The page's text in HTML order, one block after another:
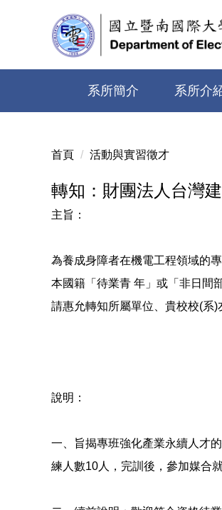
區
系所簡介 系所介
首頁 活動與實習徵才
轉知：財團法人台灣
主旨：
為養成身障者在機電工程領域的
本國籍「待業青 年」或「非日間
請惠允轉知所屬單位、貴校校(系)
說明：
一、旨揭專班強化產業永續人才
練人數10人，完訓後，參加媒合就